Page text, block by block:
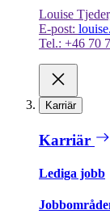
Louise
E-post:
Tel.: +46 70
Karriär
Karriär
Lediga jobb